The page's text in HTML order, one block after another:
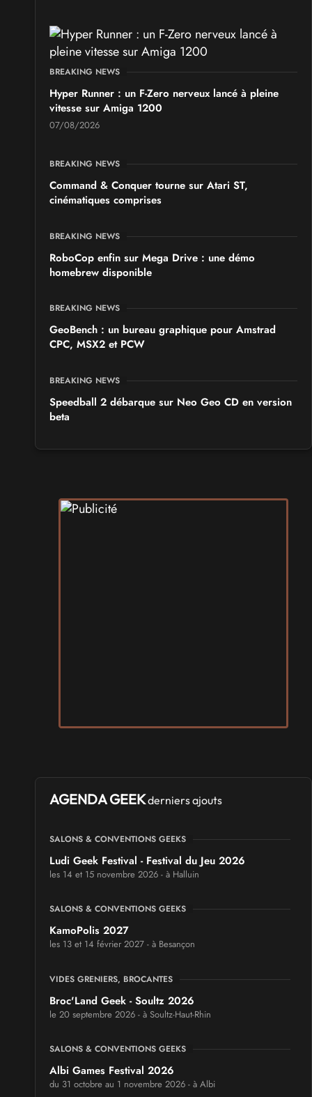
BREAKING NEWS
Hyper Runner : un F-Zero nerveux lancé à pleine
vitesse sur Amiga 1200
07/08/2026
BREAKING NEWS
Command & Conquer tourne sur Atari ST,
cinématiques comprises
BREAKING NEWS
RoboCop enfin sur Mega Drive : une démo
homebrew disponible
BREAKING NEWS
GeoBench : un bureau graphique pour Amstrad
CPC, MSX2 et PCW
BREAKING NEWS
Speedball 2 débarque sur Neo Geo CD en version
beta
AGENDA GEEKderniers ajouts
SALONS & CONVENTIONS GEEKS
Ludi Geek Festival - Festival du Jeu 2026
les 14 et 15 novembre 2026 - à Halluin
SALONS & CONVENTIONS GEEKS
KamoPolis 2027
les 13 et 14 février 2027 - à Besançon
VIDES GRENIERS, BROCANTES
Broc'Land Geek - Soultz 2026
le 20 septembre 2026 - à Soultz-Haut-Rhin
SALONS & CONVENTIONS GEEKS
Albi Games Festival 2026
du 31 octobre au 1 novembre 2026 - à Albi